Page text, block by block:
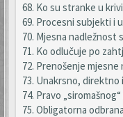
68. Ko su stranke u
69. Procesni subjekti i
70. Mjesna nadležnost
71. Ko odlučuje po
72. Prenošenje mjesne
73. Unakrsno,
74. Pravo
75. Obligatorna